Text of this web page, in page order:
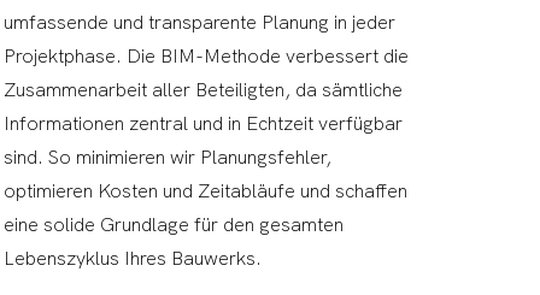
umfassende und transparente Planung in jeder
Projektphase. Die BIM-Methode verbessert die
Zusammenarbeit aller Beteiligten, da sämtliche
Informationen zentral und in Echtzeit verfügbar
sind. So minimieren wir Planungsfehler,
optimieren Kosten und Zeitabläufe und schaffen
eine solide Grundlage für den gesamten
Lebenszyklus Ihres Bauwerks.